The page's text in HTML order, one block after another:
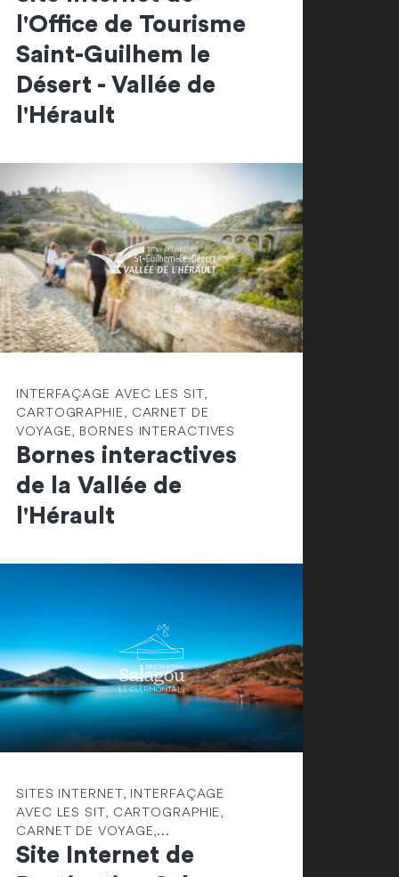
l'Office de Tourisme
Saint-Guilhem le
Désert - Vallée de
l'Hérault
INTERFAÇAGE AVEC LES SIT,
CARTOGRAPHIE, CARNET DE
VOYAGE, BORNES INTERACTIVES
Bornes interactives
de la Vallée de
l'Hérault
SITES INTERNET, INTERFAÇAGE
AVEC LES SIT, CARTOGRAPHIE,
CARNET DE VOYAGE,...
Site Internet de